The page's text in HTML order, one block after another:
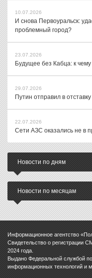
10.07.2026
И снова Первоуральск:
проблемный город?
23.07.2026
Будущее без Кабца: к
29.07.2026
Путин отправил в
22.07.2026
Сети АЗС оказались не в
Новости по дням
Новости по месяцам
Информационное агентство
Свидетельство о
2024 года.
Выдано Федеральной службой
информационных технологий и